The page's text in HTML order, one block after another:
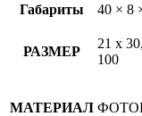
Габариты
40 × 8
РАЗМЕР
21 х
100
МАТЕРИАЛ